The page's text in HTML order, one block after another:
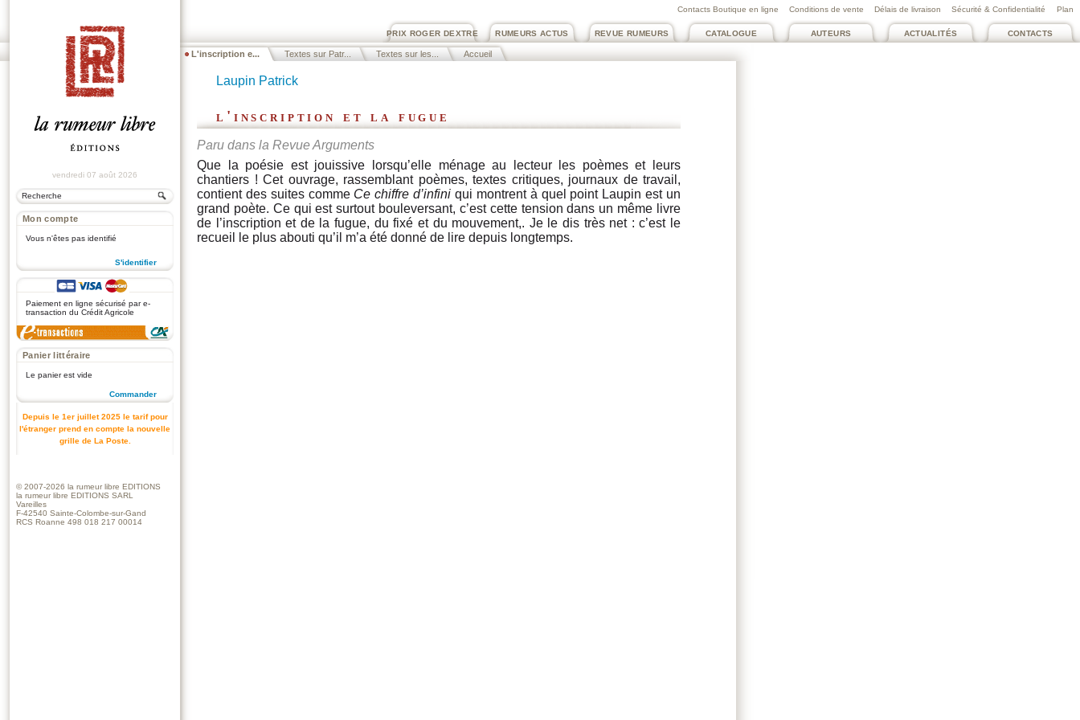
Plan
Contacts Boutique en ligne Conditions de vente Délais de livraison Sécurité & Confidentialité
CONTACTS
ACTUALITÉS
AUTEURS
CATALOGUE
REVUE RUMEURS
RUMEURS ACTUS
PRIX ROGER DEXTRE
L'inscription e... Textes sur Patr... Textes sur les... Accueil
vendredi 07 août 2026
Mon compte
Vous n'êtes pas identifié
S'identifier
Paiement en ligne sécurisé par e-
transaction du Crédit Agricole
Panier littéraire
Le panier est vide
Commander
Depuis le 1er juillet 2025 le tarif pour
l'étranger prend en compte la nouvelle
grille de La Poste.
Laupin Patrick
l'inscription et la fugue
Paru dans la Revue Arguments
Que la poésie est jouissive lorsqu’elle ménage au lecteur les poèmes et leurs
chantiers ! Cet ouvrage, rassemblant poèmes, textes critiques, journaux de travail,
contient des suites comme Ce chiffre d’infini qui montrent à quel point Laupin est un
grand poète. Ce qui est surtout bouleversant, c’est cette tension dans un même livre
de l’inscription et de la fugue, du fixé et du mouvement,. Je le dis très net : c’est le
recueil le plus abouti qu’il m’a été donné de lire depuis longtemps.
© 2007-2026 la rumeur libre EDITIONS
la rumeur libre EDITIONS SARL
Vareilles
F-42540 Sainte-Colombe-sur-Gand
RCS Roanne 498 018 217 00014